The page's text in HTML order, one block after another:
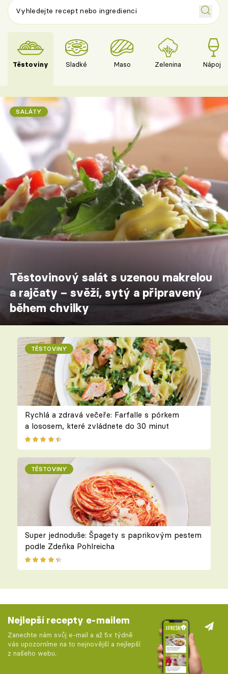
Těstoviny Sladké Maso Zelenina Nápoje
SALÁTY
Těstovinový salát s uzenou makrelou
a rajčaty – svěží, sytý a připravený
během chvilky
TĚSTOVINY
Rychlá a zdravá večeře: Farfalle s pórkem
a lososem, které zvládnete do 30 minut
TĚSTOVINY
Super jednoduše: Špagety s paprikovým pestem
podle Zdeňka Pohlreicha
Nejlepší recepty e-mailem
Zanechte nám svůj e-mail a až 5x týdně
vás upozorníme na to nejnovější a nejlepší
z našeho webu.